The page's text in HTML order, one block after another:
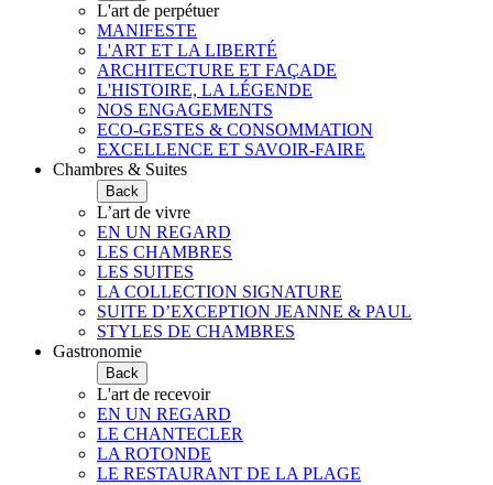
L'art de perpétuer
MANIFESTE
L'ART ET LA LIBERTÉ
ARCHITECTURE ET FAÇADE
L'HISTOIRE, LA LÉGENDE
NOS ENGAGEMENTS
ECO-GESTES & CONSOMMATION
EXCELLENCE ET SAVOIR-FAIRE
Chambres & Suites
Back
L’art de vivre
EN UN REGARD
LES CHAMBRES
LES SUITES
LA COLLECTION SIGNATURE
SUITE D’EXCEPTION JEANNE & PAUL
STYLES DE CHAMBRES
Gastronomie
Back
L'art de recevoir
EN UN REGARD
LE CHANTECLER
LA ROTONDE
LE RESTAURANT DE LA PLAGE